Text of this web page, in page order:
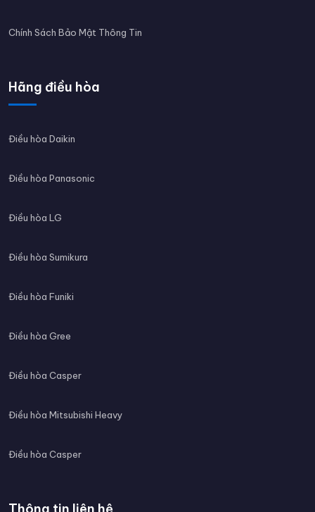
Chính Sách Bảo Mật Thông Tin
Hãng điều hòa
Điều hòa Daikin
Điều hòa Panasonic
Điều hòa LG
Điều hòa Sumikura
Điều hòa Funiki
Điều hòa Gree
Điều hòa Casper
Điều hòa Mitsubishi Heavy
Điều hòa Casper